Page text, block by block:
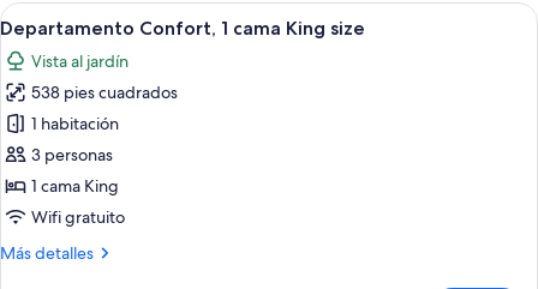
Abrir
todas
las
fotos
de
Departamento
Confort,
1
King
Una habitación acogedora con
10
Departamento Confort, 1 cama King size
Vista al jardín
538 pies cuadrados
1 habitación
3 personas
1 cama King
Wifi gratuito
Más detalles
Más